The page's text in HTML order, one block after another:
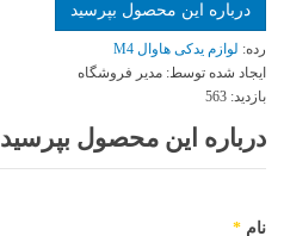
درباره این محصول بپرسید
رده: لوازم یدکی هاوال M4
ایجاد شده توسط: مدیر فروشگاه
بازدید: 563
درباره این محصول بپرسید
نام *